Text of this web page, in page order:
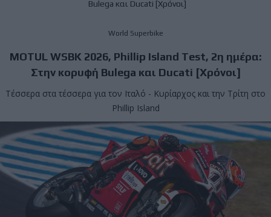
Bulega και Ducati [Χρόνοι]
World Superbike
MOTUL WSBK 2026, Phillip Island Test, 2η ημέρα:
Στην κορυφή Bulega και Ducati [Χρόνοι]
Τέσσερα στα τέσσερα για τον Ιταλό - Κυρίαρχος και την Τρίτη στο
Phillip Island